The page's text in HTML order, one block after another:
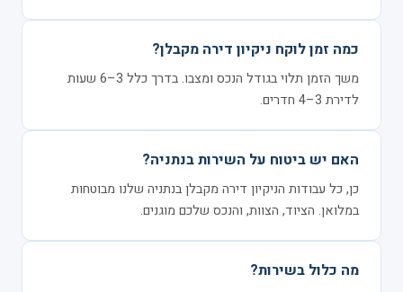
כמה זמן לוקח ניקיון דירה מקבלן?
משך הזמן תלוי בגודל הנכס ומצבו. בדרך כלל 3–6 שעות
לדירת 3–4 חדרים.
האם יש ביטוח על השירות בנתניה?
כן, כל עבודות הניקיון דירה מקבלן בנתניה שלנו מבוטחות
במלואן. הציוד, הצוות, והנכס שלכם מוגנים.
מה כלול בשירות?